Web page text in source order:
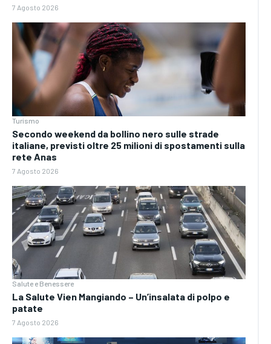
7 Agosto 2026
Turismo
Secondo weekend da bollino nero sulle strade
italiane, previsti oltre 25 milioni di spostamenti sulla
rete Anas
7 Agosto 2026
Salute e Benessere
La Salute Vien Mangiando – Un’insalata di polpo e
patate
7 Agosto 2026